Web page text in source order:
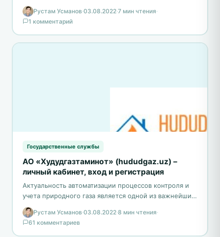
появилась на рынке в 1999 году и с тех пор…
Рустам Усманов·03.08.2022·7 мин чтения·
1 комментарий
Государственные службы
АО «Худудгазтаминот» (hududgaz.uz) –
личный кабинет, вход и регистрация
Актуальность автоматизации процессов контроля и
учета природного газа является одной из важнейших
задач для компаний, занимающихся его добычей и
транспортировкой. В рамках…
Рустам Усманов·03.08.2022·8 мин чтения·
61 комментариев